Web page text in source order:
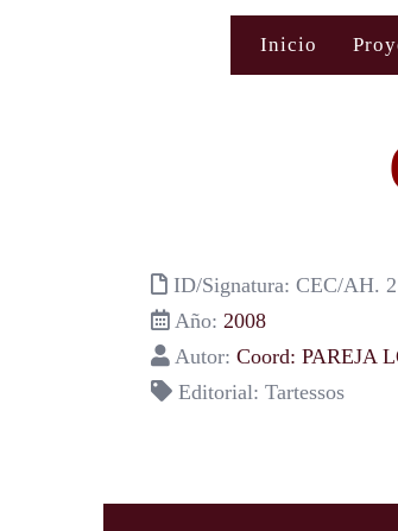
Inicio
ID/Signatura: CEC/AH. 2
Año: 2008
Autor: Coord: PAREJA
Editorial: Tartessos